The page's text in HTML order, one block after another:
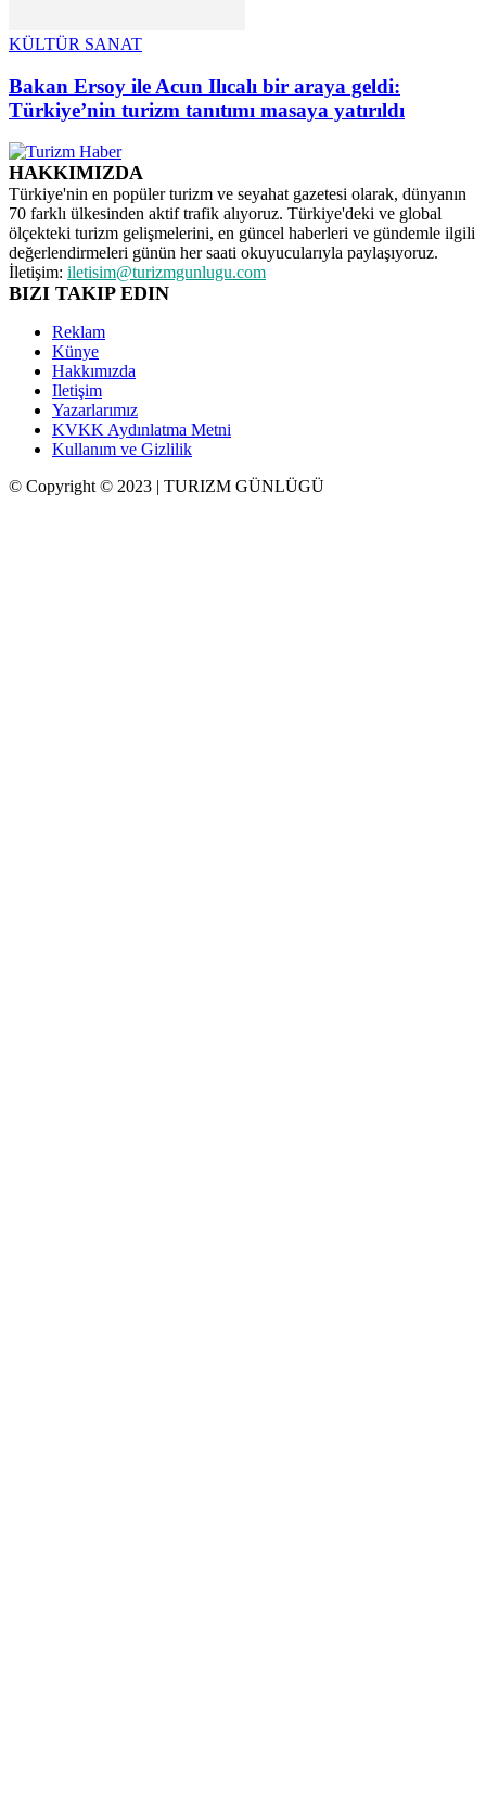
KÜLTÜR SANAT
Bakan Ersoy ile Acun Ilıcalı bir araya geldi:
Türkiye’nin turizm tanıtımı masaya yatırıldı
HAKKIMIZDA
Türkiye'nin en popüler turizm ve seyahat gazetesi olarak, dünyanın
70 farklı ülkesinden aktif trafik alıyoruz. Türkiye'deki ve global
ölçekteki turizm gelişmelerini, en güncel haberleri ve gündemle ilgili
değerlendirmeleri günün her saati okuyucularıyla paylaşıyoruz.
İletişim: iletisim@turizmgunlugu.com
BIZI TAKIP EDIN
Reklam
Künye
Hakkımızda
Iletişim
Yazarlarımız
KVKK Aydınlatma Metni
Kullanım ve Gizlilik
© Copyright © 2023 | TURIZM GÜNLÜGÜ